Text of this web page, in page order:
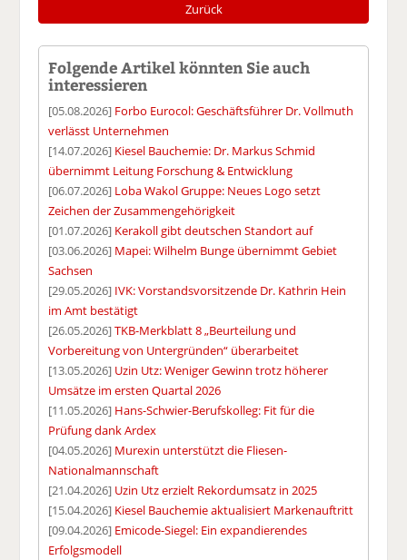
Zurück
Folgende Artikel könnten Sie auch
interessieren
[05.08.2026] Forbo Eurocol: Geschäftsführer Dr. Vollmuth
verlässt Unternehmen
[14.07.2026] Kiesel Bauchemie: Dr. Markus Schmid
übernimmt Leitung Forschung & Entwicklung
[06.07.2026] Loba Wakol Gruppe: Neues Logo setzt
Zeichen der Zusammengehörigkeit
[01.07.2026] Kerakoll gibt deutschen Standort auf
[03.06.2026] Mapei: Wilhelm Bunge übernimmt Gebiet
Sachsen
[29.05.2026] IVK: Vorstandsvorsitzende Dr. Kathrin Hein
im Amt bestätigt
[26.05.2026]TKB-Merkblatt 8 „Beurteilung und
Vorbereitung von Untergründen“ überarbeitet
[13.05.2026] Uzin Utz: Weniger Gewinn trotz höherer
Umsätze im ersten Quartal 2026
[11.05.2026] Hans-Schwier-Berufskolleg: Fit für die
Prüfung dank Ardex
[04.05.2026] Murexin unterstützt die Fliesen-
Nationalmannschaft
[21.04.2026] Uzin Utz erzielt Rekordumsatz in 2025
[15.04.2026] Kiesel Bauchemie aktualisiert Markenauftritt
[09.04.2026] Emicode-Siegel: Ein expandierendes
Erfolgsmodell